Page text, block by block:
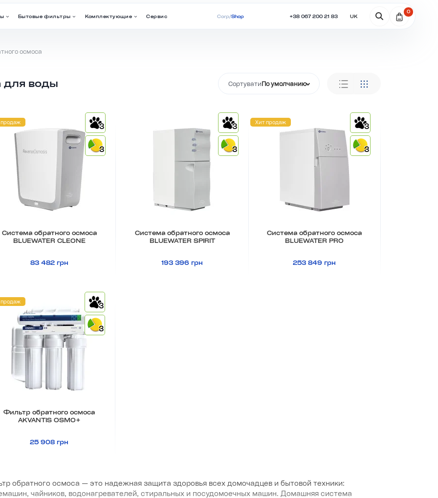
Бытовые фильтры Комплектующие Сервис Corp/Shop +38 067 200 21 83 UK
0
осмоса
для воды СортуватиПо умолчанию
продаж
3
3
Система обратного осмоса
BLUEWATER CLEONE
83 482 грн
3
3
Система обратного осмоса
BLUEWATER SPIRIT
193 396 грн
Хит продаж
3
3
Система обратного осмоса
BLUEWATER PRO
253 849 грн
продаж
3
3
Фильтр обратного осмоса
AKVANTIS OSMO+
25 908 грн
обратного осмоса — это надежная защита здоровья всех домочадцев и бытовой техники:
чайников, водонагревателей, стиральных и посудомоечных машин. Домашняя система